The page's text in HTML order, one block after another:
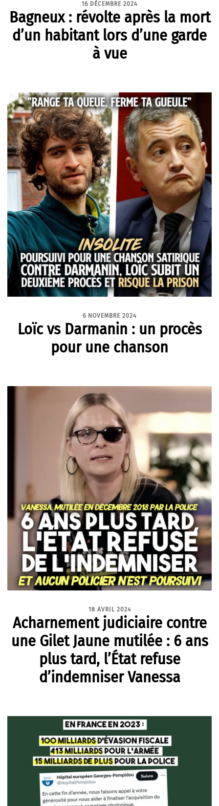
16 DÉCEMBRE 2024
Bagneux : révolte après la mort
d’un habitant lors d’une garde
à vue
6 NOVEMBRE 2024
Loïc vs Darmanin : un procès
pour une chanson
18 AVRIL 2024
Acharnement judiciaire contre
une Gilet Jaune mutilée : 6 ans
plus tard, l’État refuse
d’indemniser Vanessa